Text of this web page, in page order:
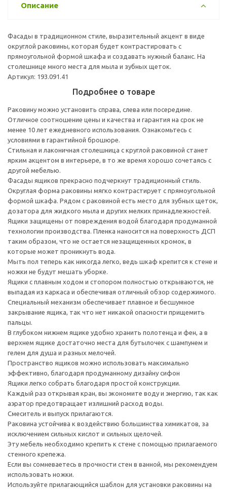
Описание
Фасады в традиционном стиле, выразительный акцент в виде
округлой раковины, которая будет контрастировать с
прямоугольной формой шкафа и создавать нужный баланс. На
столешнице много места для мыла и зубных щеток.
Артикул: 193.091.41
Подробнее о товаре
Раковину можно установить справа, слева или посередине.
Отличное соотношение цены и качества и гарантия на срок не
менее 10 лет ежедневного использования. Ознакомьтесь с
условиями в гарантийной брошюре.
Стильная и лаконичная столешница с круглой раковиной станет
ярким акцентом в интерьере, в то же время хорошо сочетаясь с
другой мебелью.
Фасады ящиков прекрасно подчеркнут традиционный стиль.
Округлая форма раковины мягко контрастирует с прямоугольной
формой шкафа. Рядом с раковиной есть место для зубных щеток,
дозатора для жидкого мыла и других мелких принадлежностей.
Ящики защищены от повреждения водой благодаря продуманной
технологии производства. Пленка наносится на поверхность ДСП
таким образом, что не остается незащищенных кромок, в
которые может проникнуть вода.
Мыть пол теперь как никогда легко, ведь шкаф крепится к стене и
ножки не будут мешать уборке.
Ящики с плавным ходом и стопором полностью открываются, не
выпадая из каркаса и обеспечивая отличный обзор содержимого.
Специальный механизм обеспечивает плавное и бесшумное
закрывание ящика, так что нет никакой опасности прищемить
пальцы.
В глубоком нижнем ящике удобно хранить полотенца и фен, а в
верхнем ящике достаточно места для бутылочек с шампунем и
гелем для душа и разных мелочей.
Пространство ящиков можно использовать максимально
эффективно, благодаря продуманному дизайну сифон
Ящики легко собрать благодаря простой конструкции.
Каждый раз открывая кран, вы экономите воду и энергию, так как
аэратор предотвращает излишний расход воды.
Смеситель и выпуск прилагаются.
Раковина устойчива к воздействию большинства химикатов, за
исключением сильных кислот и сильных щелочей.
Эту мебель необходимо крепить к стене с помощью прилагаемого
стенного крепежа.
Если вы сомневаетесь в прочности стен в ванной, мы рекомендуем
использовать ножки.
Используйте прилагающийся шаблон для установки раковины на